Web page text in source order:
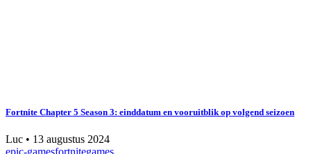
Fortnite Chapter 5 Season 3: einddatum en vooruitblik op volgend seizoen
Luc • 13 augustus 2024
epic-gamesfortnitegames